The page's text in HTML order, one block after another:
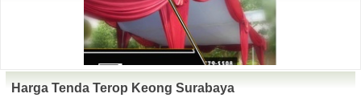
Harga Tenda Terop Keong Surabaya